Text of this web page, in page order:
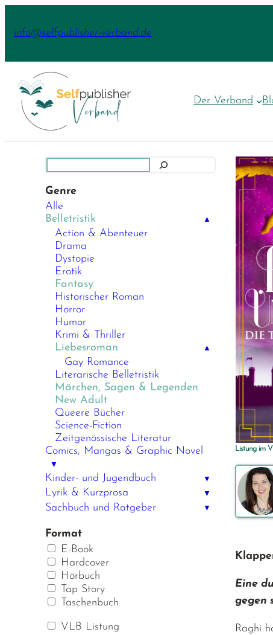
Inhalt
info@selfpublisher-verband.de
Der Verband
Genre
Alle
Belletristik
▲
Action & Abenteuer
Drama
Dystopie
Erotik
Fantasy
Historischer Roman
Horror
Humor
Krimi & Thriller
Liebesroman
▲
Gay Romance
Literarische Belletristik
Märchen, Sagen & Legenden
New Adult
Queere Bücher
Science-Fiction
Zeitgenössische Literatur
Comics, Mangas & Graphic Novel
▼
Kinder- und Jugendbuch ▼
Lyrik & Kurzprosa ▼
Sachbuch und Ratgeber ▼
Format
E-Book
Hardcover
Hörbuch
Tap Story
Taschenbuch
VLB Listung
Listung im
Eine
gegen
Raghi